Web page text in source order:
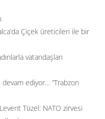
Çiçek üreticileri ile bir
vatandaşları
ediyor… ”Trabzon
Tüzel: NATO zirvesi